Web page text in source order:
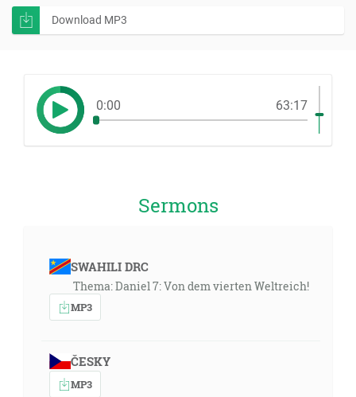
Download MP3
0:00 63:17
Sermons
SWAHILI DRC
Thema: Daniel 7: Von dem vierten Weltreich!
MP3
ČESKY
MP3